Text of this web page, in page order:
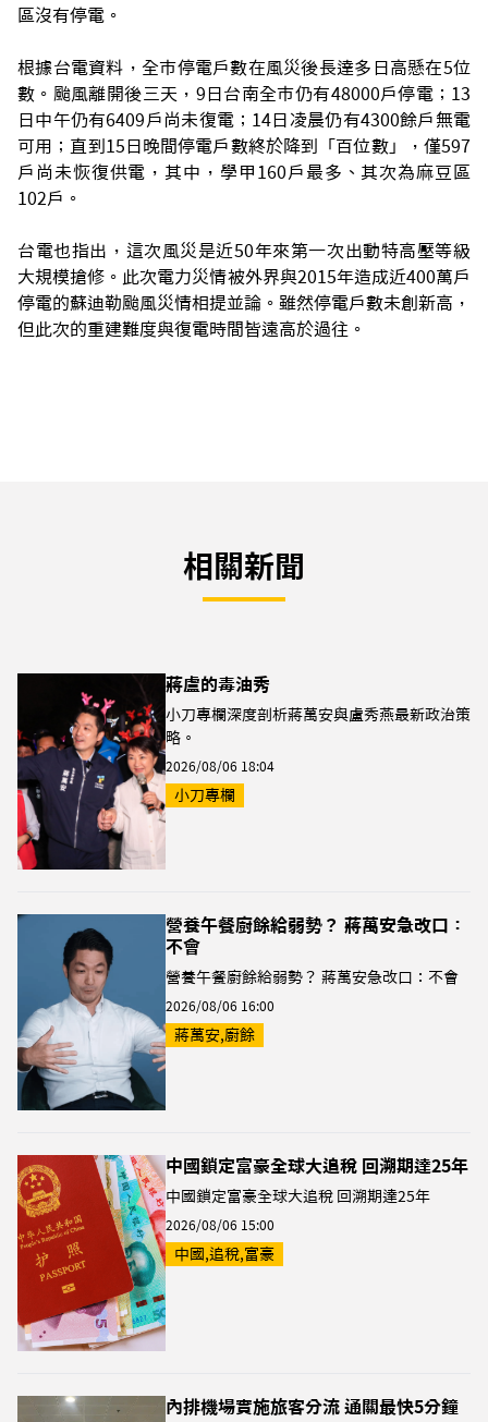
區沒有停電。
根據台電資料，全市停電戶數在風災後長達多日高懸在5位
數。颱風離開後三天，9日台南全市仍有48000戶停電；13
日中午仍有6409戶尚未復電；14日凌晨仍有4300餘戶無電
可用；直到15日晚間停電戶數終於降到「百位數」，僅597
戶尚未恢復供電，其中，學甲160戶最多、其次為麻豆區
102戶。
台電也指出，這次風災是近50年來第一次出動特高壓等級
大規模搶修。此次電力災情被外界與2015年造成近400萬戶
停電的蘇迪勒颱風災情相提並論。雖然停電戶數未創新高，
但此次的重建難度與復電時間皆遠高於過往。
相關新聞
蔣盧的毒油秀
小刀專欄深度剖析蔣萬安與盧秀燕最新政治策
略。
2026/08/06 18:04
小刀專欄
營養午餐廚餘給弱勢？ 蔣萬安急改口：
不會
營養午餐廚餘給弱勢？ 蔣萬安急改口：不會
2026/08/06 16:00
蔣萬安,廚餘
中國鎖定富豪全球大追稅 回溯期達25年
中國鎖定富豪全球大追稅 回溯期達25年
2026/08/06 15:00
中國,追稅,富豪
內排機場實施旅客分流 通關最快5分鐘